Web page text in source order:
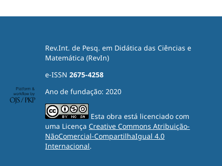
Rev.Int. de Pesq. em Didática das Ciências e
Matemática (RevIn)
e-ISSN2675-4258
Ano de fundação: 2020
Esta obra está licenciado com
uma Licença Creative Commons Atribuição-
NãoComercial-CompartilhaIgual 4.0
Internacional.